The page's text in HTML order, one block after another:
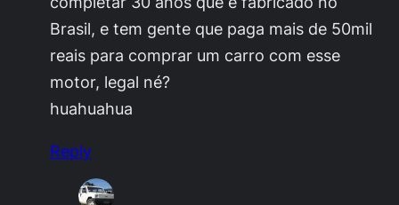
Brasil, e tem gente que paga mais de 50mil
reais para comprar um carro com esse
motor, legal né?
huahuahua
Reply